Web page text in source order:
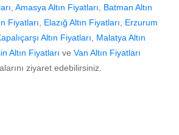
Amasya Altın Fiyatları
Batman Altın
Fiyatları Elazığ Altın Fiyatları
Erzurum
Altın Fiyatları
Malatya Altın
Altın Fiyatları ve Van Altın Fiyatları
ziyaret edebilirsiniz.